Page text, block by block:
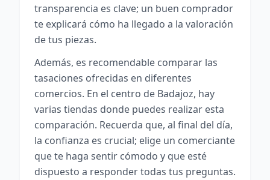
transparencia es clave; un buen comprador
te explicará cómo ha llegado a la valoración
de tus piezas.
Además, es recomendable comparar las
tasaciones ofrecidas en diferentes
comercios. En el centro de Badajoz, hay
varias tiendas donde puedes realizar esta
comparación. Recuerda que, al final del día,
la confianza es crucial; elige un comerciante
que te haga sentir cómodo y que esté
dispuesto a responder todas tus preguntas.